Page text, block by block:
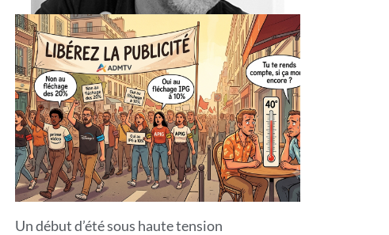
Un début d’été sous haute tension